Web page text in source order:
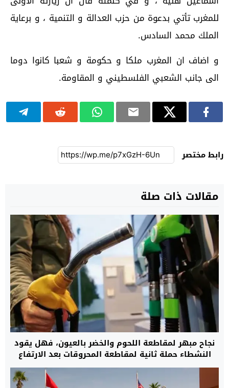
للمغرب تأتي بدعوة من حزب العدالة و التنمية ، و برعاية
الملك محمد السادس.
و اضاف ان المغرب ملكا و حكومة و شعبا كانوا دوما
الى جانب الشعبي الفلسطيني و المقاومة.
رابط مختصر
مقالات ذات صلة
نجاح مبهر لمقاطعة اللحوم والخضر بالعيون، فهل يقود
النشطاء حملة ثانية لمقاطعة المحروقات بعد الارتفاع
المهول في الأسعار؟